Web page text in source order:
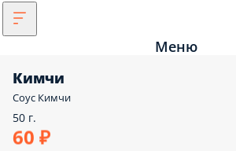
Меню
Кимчи
Соус Кимчи
50 г.
60 ₽